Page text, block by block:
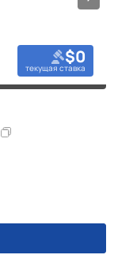
$0
текущая ставка